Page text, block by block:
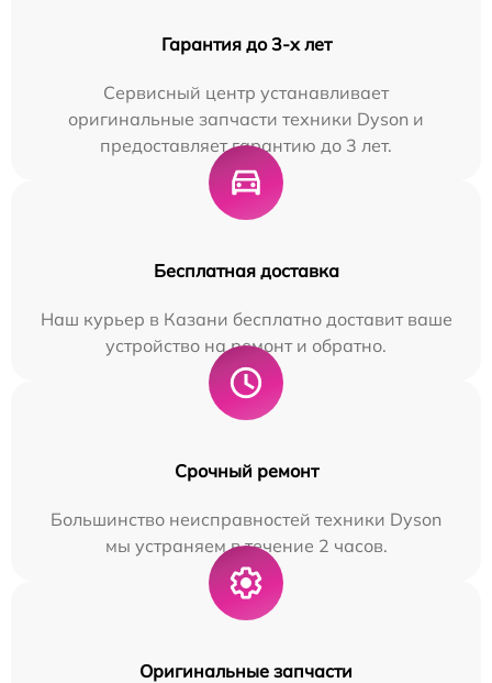
Гарантия до 3-х лет
Сервисный центр устанавливает
оригинальные запчасти техники Dyson и
предоставляет гарантию до 3 лет.
Бесплатная доставка
Наш курьер в Казани бесплатно доставит ваше
устройство на ремонт и обратно.
Срочный ремонт
Большинство неисправностей техники Dyson
мы устраняем в течение 2 часов.
Оригинальные запчасти